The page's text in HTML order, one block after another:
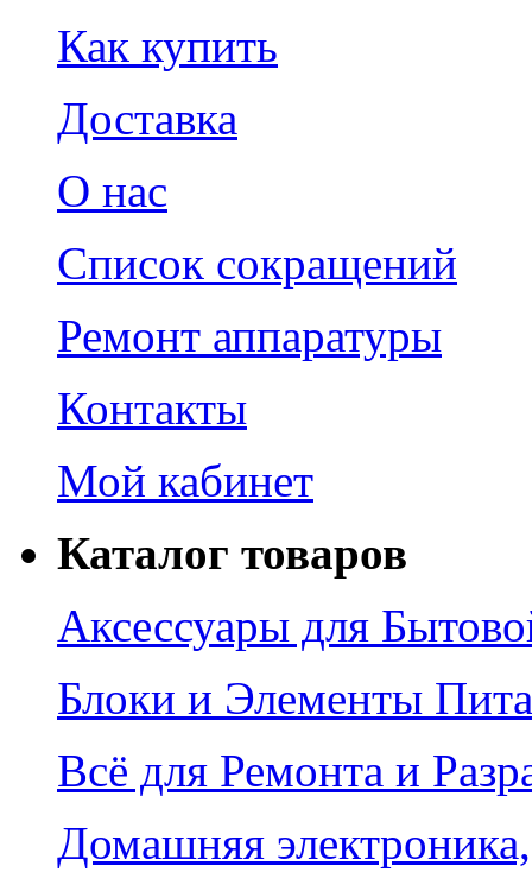
Как купить
Доставка
О нас
Список сокращений
Ремонт аппаратуры
Контакты
Мой кабинет
Каталог товаров
Аксессуары для
Блоки и Элементы
Всё для Ремонта и
Домашняя